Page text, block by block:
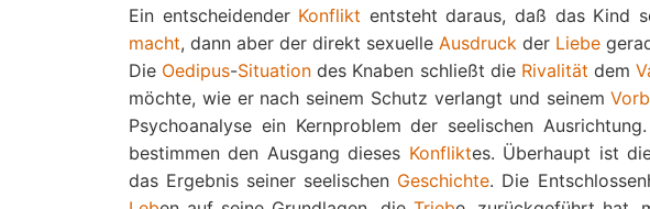
Ein entscheidender Konflikt entsteht daraus, daß das Kind
macht, dann aber der direkt sexuelle Ausdruck der Liebe
Die Oedipus-Situation des Knaben schließt die Rivalität dem
möchte, wie er nach seinem Schutz verlangt und seinem
Psychoanalyse ein Kernproblem der seelischen
bestimmen den Ausgang dieses Konfliktes. Überhaupt ist
das Ergebnis seiner seelischen Geschichte. Die